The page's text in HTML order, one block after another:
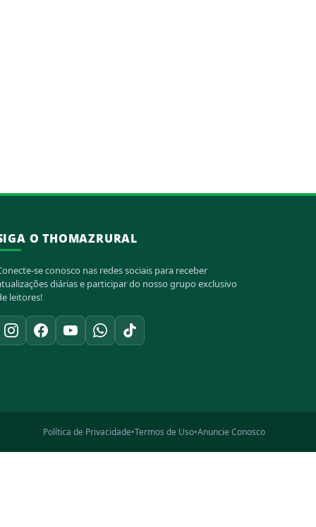
O THOMAZRURAL
se conosco nas redes sociais para receber
diárias e participar do nosso grupo exclusivo
leitores!
Política de Privacidade•Termos de Uso•Anuncie Conosco